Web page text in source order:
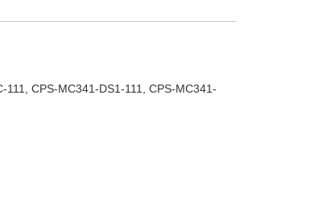
CPS-MC341-DS1-111, CPS-MC341-